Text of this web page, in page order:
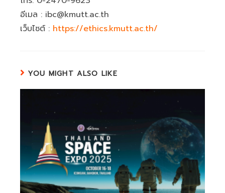
อีเมล : ibc@kmutt.ac.th
เว็บไซต์ : https://ethics.kmutt.ac.th/
YOU MIGHT ALSO LIKE